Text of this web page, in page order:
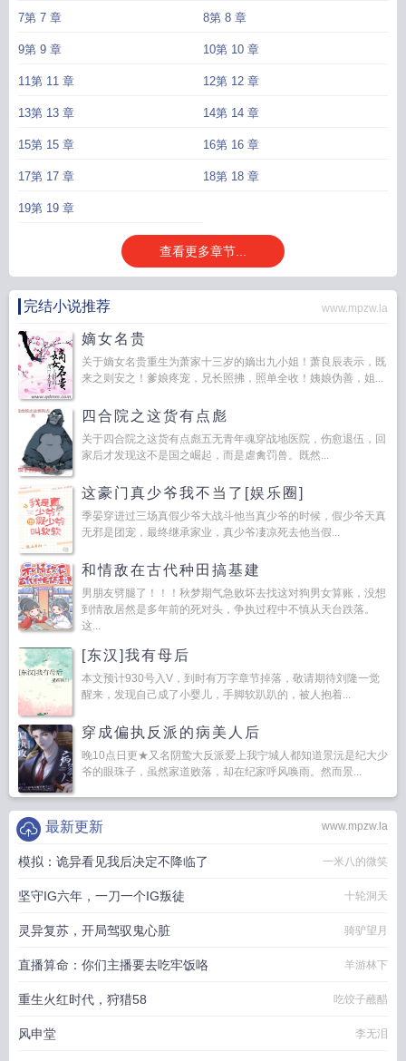
是正经酒吧。 祁笙给经理塞了几张大钞，又挑衅地对路骁说：“一小时五百。”
“——刀。” 路骁也是能屈能伸，看在钱的份上答应了：“行。” -祁笙本来是
哪哪都痛，比那天打完架还痛！最气的是第二天路骁还有脸找他要钱。 祁笙
咬牙切齿地掏出几张绿钞扔在路骁脸上，说你就值这个价。 钱散落在地上，
没见过如此不要脸之人，忍不住破口大骂：“你当你那是金子做的啊！” 路骁拉
说：“不用找了！” -祁笙回去之后越想越气，决定重整旗鼓再来一次，这一次
势必要让路骁好看。再来一次，失败了，又再来一次。 来了很多次，依旧胜
呆。那是路骁省吃俭用买来送他的便宜货，说是定情信物。 祁笙后知后觉：
f**k，少爷我怎么跟这穷比谈上了？！——————1.真的是正经酒吧，攻是打工
顶流怎么是黏人小狗!番外
顶流怎么是黏人小狗 ! 顶流怎么
小狗 by七粒盐
7第 7 章 8第 8 章
9第 9 章 10第 10 章
11第 11 章 12第 12 章
13第 13 章 14第 14 章
15第 15 章 16第 16 章
17第 17 章 18第 18 章
19第 19 章
查看更多章节...
完结小说推荐 www.mpzw.la
嫡女名贵
关于嫡女名贵重生为萧家十三岁的嫡出九小姐！萧良辰表示，既
来之则安之！爹娘疼宠，兄长照拂，照单全收！姨娘伪善，姐...
四合院之这货有点彪
关于四合院之这货有点彪五无青年魂穿战地医院，伤愈退伍，回
家后才发现这不是国之崛起，而是虐禽罚兽。既然...
这豪门真少爷我不当了[娱乐圈]
季晏穿进过三场真假少爷大战斗他当真少爷的时候，假少爷天真
无邪是团宠，最终继承家业，真少爷凄凉死去他当假...
和情敌在古代种田搞基建
男朋友劈腿了！！！秋梦期气急败坏去找这对狗男女算账，没想
到情敌居然是多年前的死对头，争执过程中不慎从天台跌落。
这...
[东汉]我有母后
本文预计930号入V，到时有万字章节掉落，敬请期待刘隆一觉
醒来，发现自己成了小婴儿，手脚软趴趴的，被人抱着...
穿成偏执反派的病美人后
晚10点日更★又名阴鸷大反派爱上我宁城人都知道景沅是纪大少
爷的眼珠子，虽然家道败落，却在纪家呼风唤雨。然而景...
www.mpzw.la
最新更新
模拟：诡异看见我后决定不降临了 一米八的微笑
坚守IG六年，一刀一个IG叛徒 十轮洞天
灵异复苏，开局驾驭鬼心脏 骑驴望月
直播算命：你们主播要去吃牢饭咯 羊游林下
重生火红时代，狩猎58 吃饺子蘸醋
风申堂 李无泪